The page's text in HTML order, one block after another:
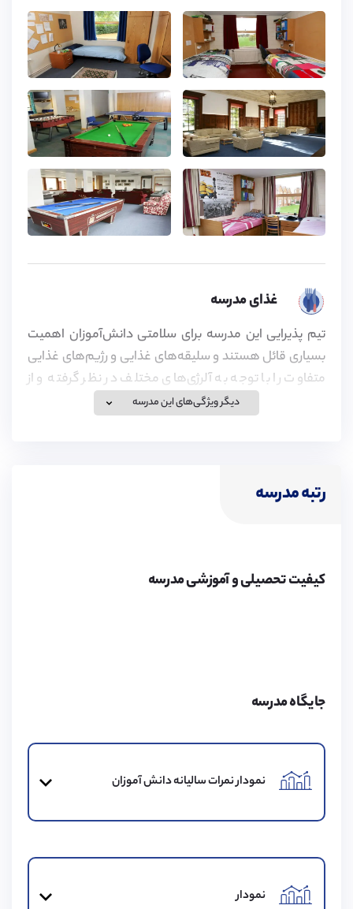
غذای مدرسه
تیم پذیرایی این مدرسه برای سلامتی دانش‌آموزان اهمیت
بسیاری قائل هستند و سلیقه‌های غذایی و رژیم‌های غذایی
متفاوت را با توجه به آلرژی‌های مختلف در نظر گرفته و از
تازه‌ترین و با کیفیت‌ترین مواد اولیه محلی، بهترین غذاها را
خدمات درمانی مدرسه
جمله تجویز دارو و مشاوره‌های بهداشتی، اطلاعات در مورد
ویزای تحصیلی
موسسه پیوند در زمینه اخذ ویزای تحصیلی برای تحصیل در
برای خانواده متقاضیان فعالیت کرده و اقدامات لازم برای آن
مراجعه کنید.
دیگر ویژگی‌های این مدرسه
رتبه مدرسه
کیفیت تحصیلی و آموزشی مدرسه
جایگاه مدرسه
نمودار نمرات سالیانه دانش آموزان
نمودار